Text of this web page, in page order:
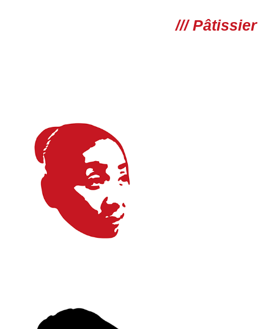
/// Pâtissier